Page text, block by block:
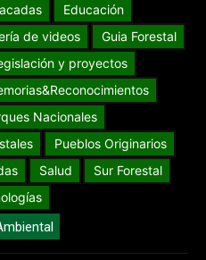
Educación
de videos
Guia Forestal
y proyectos
Nacionales
Pueblos Originarios
Salud
Sur Forestal